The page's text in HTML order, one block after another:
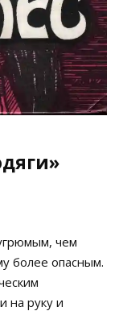
чем
более опасным.
на руку и